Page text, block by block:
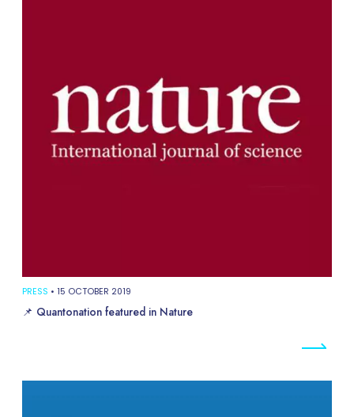
PRESS • 15 OCTOBER 2019
📌 Quantonation featured in Nature